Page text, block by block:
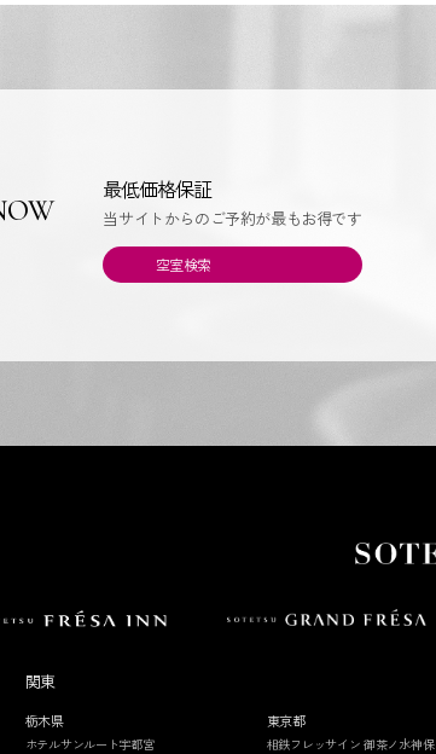
最低価格保証
当サイトからのご予約が最もお得です
空室検索
関東
栃木県
ホテルサンルート宇都宮
東京都
相鉄フレッサイン 御茶ノ水神保